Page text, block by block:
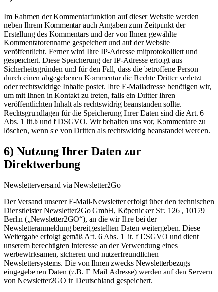
Im Rahmen der Kommentarfunktion auf dieser Website werden
neben Ihrem Kommentar auch Angaben zum Zeitpunkt der
Erstellung des Kommentars und der von Ihnen gewählte
Kommentatorenname gespeichert und auf der Website
veröffentlicht. Ferner wird Ihre IP-Adresse mitprotokolliert und
gespeichert. Diese Speicherung der IP-Adresse erfolgt aus
Sicherheitsgründen und für den Fall, dass die betroffene Person
durch einen abgegebenen Kommentar die Rechte Dritter verletzt
oder rechtswidrige Inhalte postet. Ihre E-Mailadresse benötigen wir,
um mit Ihnen in Kontakt zu treten, falls ein Dritter Ihren
veröffentlichten Inhalt als rechtswidrig beanstanden sollte.
Rechtsgrundlagen für die Speicherung Ihrer Daten sind die Art. 6
Abs. 1 lit.b und f DSGVO. Wir behalten uns vor, Kommentare zu
löschen, wenn sie von Dritten als rechtswidrig beanstandet werden.
6) Nutzung Ihrer Daten zur
Direktwerbung
Newsletterversand via Newsletter2Go
Der Versand unserer E-Mail-Newsletter erfolgt über den technischen
Dienstleister Newsletter2Go GmbH, Köpenicker Str. 126 , 10179
Berlin („Newsletter2GO“), an die wir Ihre bei der
Newsletteranmeldung bereitgestellten Daten weitergeben. Diese
Weitergabe erfolgt gemäß Art. 6 Abs. 1 lit. f DSGVO und dient
unserem berechtigten Interesse an der Verwendung eines
werbewirksamen, sicheren und nutzerfreundlichen
Newslettersystems. Die von Ihnen zwecks Newsletterbezugs
eingegebenen Daten (z.B. E-Mail-Adresse) werden auf den Servern
von Newsletter2GO in Deutschland gespeichert.